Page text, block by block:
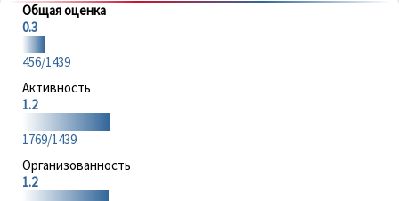
Общая оценка
0.3
456/1439
Активность
1.2
1769/1439
Организованность
1.2